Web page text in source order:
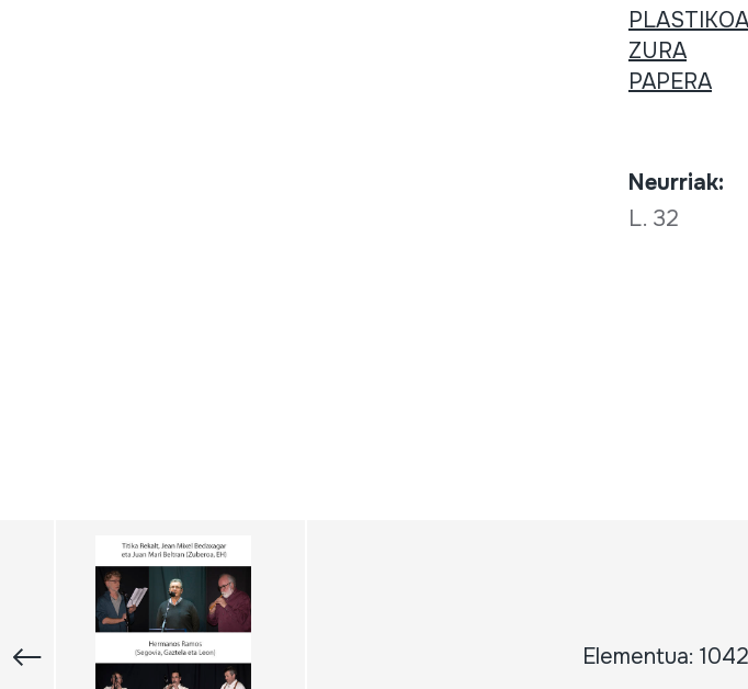
ZURA
PAPERA
Neurriak:
L. 32
Elementua: